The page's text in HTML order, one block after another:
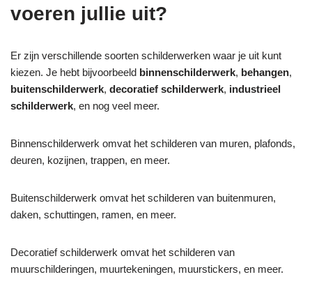
voeren jullie uit?
Er zijn verschillende soorten schilderwerken waar je uit kunt
kiezen. Je hebt bijvoorbeeld binnenschilderwerk, behangen,
buitenschilderwerk, decoratief schilderwerk, industrieel
schilderwerk, en nog veel meer.
Binnenschilderwerk omvat het schilderen van muren, plafonds,
deuren, kozijnen, trappen, en meer.
Buitenschilderwerk omvat het schilderen van buitenmuren,
daken, schuttingen, ramen, en meer.
Decoratief schilderwerk omvat het schilderen van
muurschilderingen, muurtekeningen, muurstickers, en meer.